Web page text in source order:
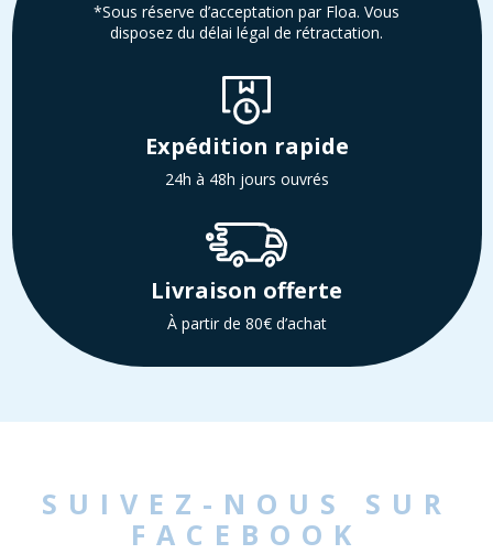
*Sous réserve d’acceptation par Floa. Vous
disposez du délai légal de rétractation.
Expédition rapide
24h à 48h jours ouvrés
Livraison offerte
À partir de 80€ d’achat
SUIVEZ-NOUS SUR
FACEBOOK